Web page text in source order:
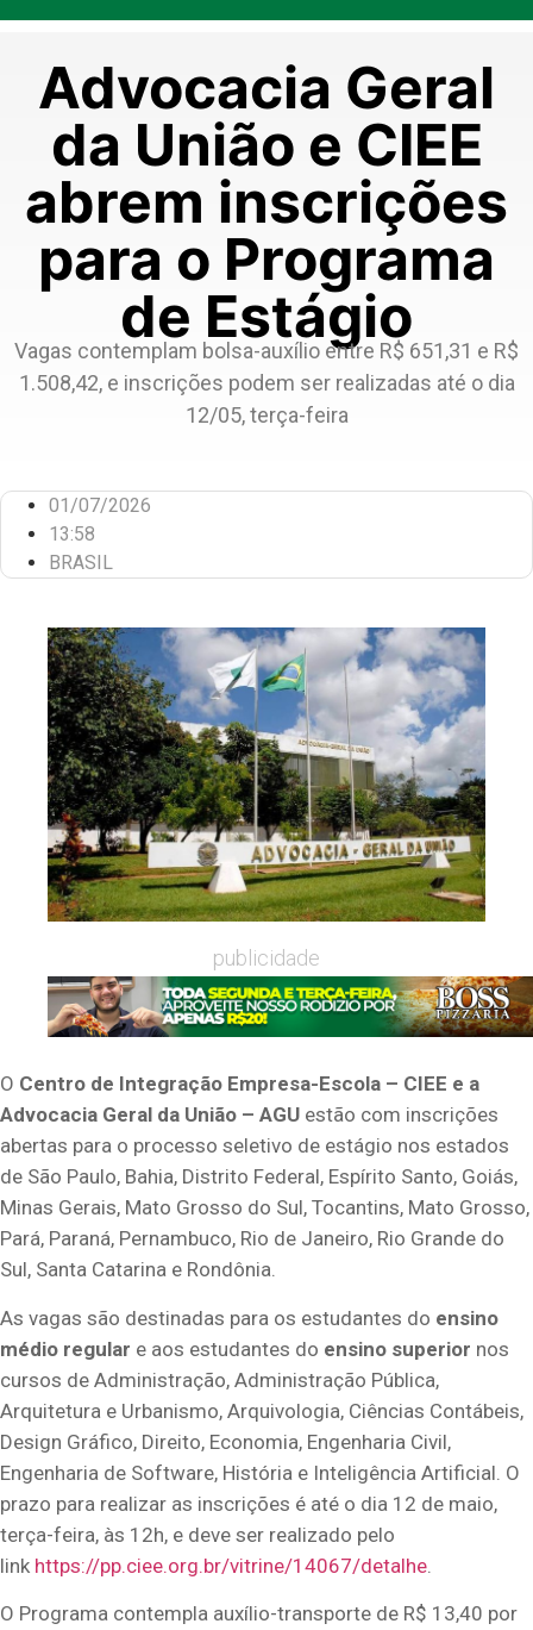
Advocacia Geral
da União e CIEE
abrem inscrições
para o Programa
de Estágio
Vagas contemplam bolsa-auxílio entre R$ 651,31 e R$
1.508,42, e inscrições podem ser realizadas até o dia
12/05, terça-feira
01/07/2026
13:58
BRASIL
publicidade
O Centro de Integração Empresa-Escola – CIEE e a
Advocacia Geral da União – AGU estão com inscrições
abertas para o processo seletivo de estágio nos estados
de São Paulo, Bahia, Distrito Federal, Espírito Santo, Goiás,
Minas Gerais, Mato Grosso do Sul, Tocantins, Mato Grosso,
Pará, Paraná, Pernambuco, Rio de Janeiro, Rio Grande do
Sul, Santa Catarina e Rondônia.
As vagas são destinadas para os estudantes do ensino
médio regular e aos estudantes do ensino superior nos
cursos de Administração, Administração Pública,
Arquitetura e Urbanismo, Arquivologia, Ciências Contábeis,
Design Gráfico, Direito, Economia, Engenharia Civil,
Engenharia de Software, História e Inteligência Artificial. O
prazo para realizar as inscrições é até o dia 12 de maio,
terça-feira, às 12h, e deve ser realizado pelo
link https://pp.ciee.org.br/vitrine/14067/detalhe
O Programa contempla auxílio-transporte de R$ 13,40 por